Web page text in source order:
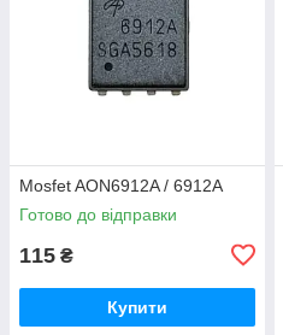
Mosfet AON6912A / 6912A
Готово до відправки
115 ₴
Купити